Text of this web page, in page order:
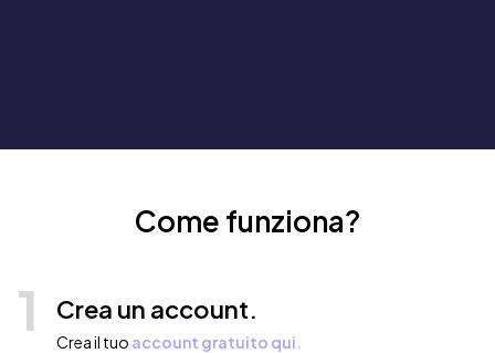
Come funziona?
1 Crea un account.
Crea il tuo account gratuito qui.